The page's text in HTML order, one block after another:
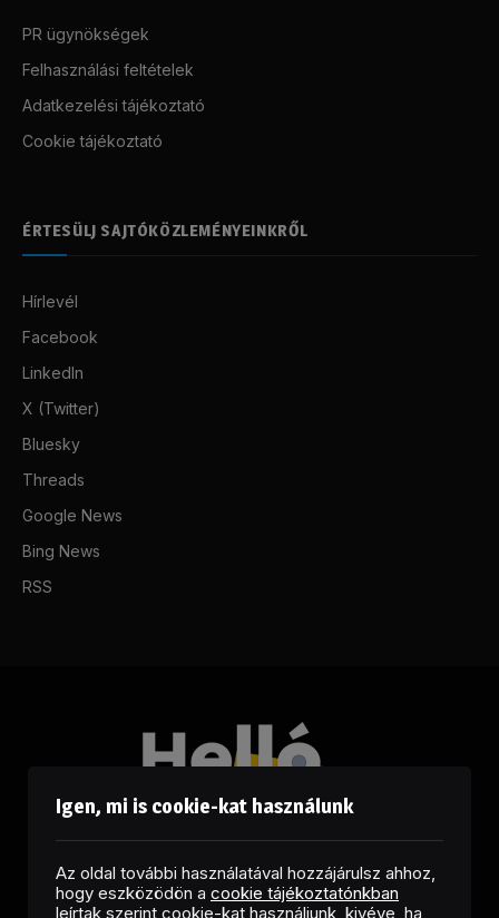
PR ügynökségek
Felhasználási feltételek
Adatkezelési tájékoztató
Cookie tájékoztató
ÉRTESÜLJ SAJTÓKÖZLEMÉNYEINKRŐL
Hírlevél
Facebook
LinkedIn
X (Twitter)
Bluesky
Threads
Google News
Bing News
RSS
Igen, mi is cookie-kat használunk
Az oldal további használatával hozzájárulsz ahhoz,
hogy eszközödön a cookie tájékoztatónkban
leírtak szerint cookie-kat használjunk, kivéve, ha